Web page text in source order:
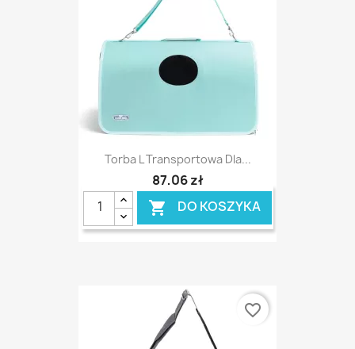
Torba L Transportowa Dla...
87,06 zł
 DO KOSZYKA
favorite_border